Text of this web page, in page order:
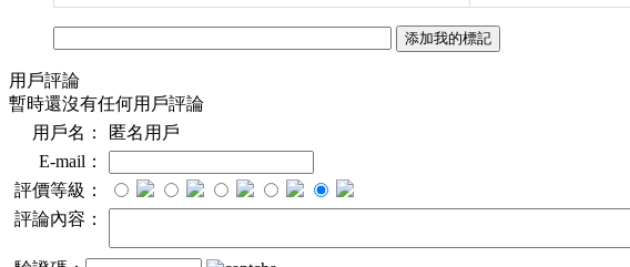
用戶評論
暫時還沒有任何用戶評論
用戶名：
匿名用戶
E-mail：
評價等級：
評論內容：